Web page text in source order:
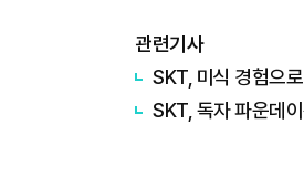
관련기사
SKT, 미식 경험으
SKT, 독자 파운데